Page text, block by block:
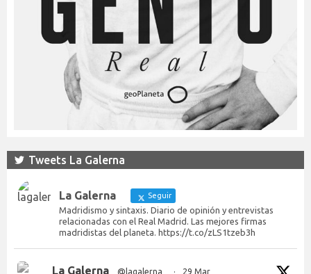
Tweets La Galerna
La Galerna Seguir
Madridismo y sintaxis. Diario de opinión y entrevistas
relacionadas con el Real Madrid. Las mejores firmas
madridistas del planeta. https://t.co/zLS1tzeb3h
La Galerna @lagalerna_ · 29 Mar